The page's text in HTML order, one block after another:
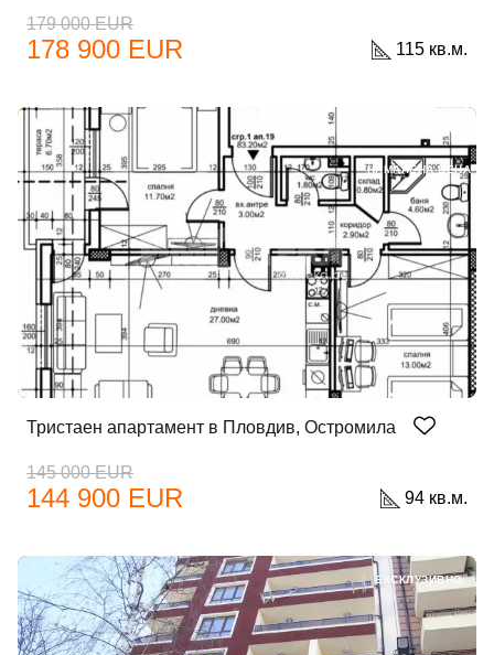
179 000 EUR
178 900 EUR 115 кв.м.
Тристаен апартамент в Пловдив, Остромила
145 000 EUR
144 900 EUR 94 кв.м.
ЕКСКЛУЗИВНО
НАМАЛЕНА ЦЕНА
ЕКСКЛУЗИВНО